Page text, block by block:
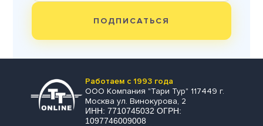
ПОДПИСАТЬСЯ
Работаем с 1993 года
ООО Компания "Тари Тур" 117449 г.
Москва ул. Винокурова, 2
ИНН: 7710745032 ОГРН:
1097746009008